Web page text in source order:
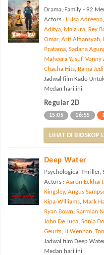
Drama, Family - 92
Actors : Luisa Adreena,
Aditya, Maizura, Rey
Omar, Arif Alfiansyah,
Pratama, Sadana
Maheera Yusuf, Vonny
Chacha Hits, Rama
Jadwal film Kado
Medan hari ini
Regular 2D
15:05 16:55
LIHAT DI BIOSKOP
Deep Water
Psychological Thriller,
Actors : Aaron Eckhart
Kingsley, Angus
Kipa-Williams, Mark
Ryan Bown, Rarmian
John De Luca, Sonia
Geurts, Li Wenhan,
Jadwal film Deep
Medan hari ini